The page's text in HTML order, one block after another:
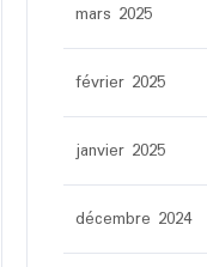
mars 2025
février 2025
janvier 2025
décembre 2024